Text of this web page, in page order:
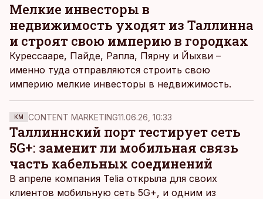
Мелкие инвесторы в
недвижимость уходят из Таллинна
и строят свою империю в городках
Курессааре, Пайде, Рапла, Пярну и Йыхви –
именно туда отправляются строить свою
империю мелкие инвесторы в недвижимость.
KM CONTENT MARKETING11.06.26, 10:33
Таллиннский порт тестирует сеть
5G+: заменит ли мобильная связь
часть кабельных соединений
В апреле компания Telia открыла для своих
клиентов мобильную сеть 5G+, и одним из